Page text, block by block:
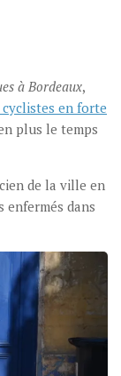
à Bordeaux,
cyclistes en forte
plus le temps
de la ville en
dans